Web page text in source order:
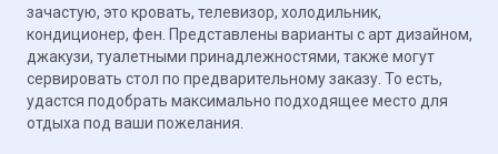
зачастую, это кровать, телевизор, холодильник,
кондиционер, фен. Представлены варианты с арт дизайном,
джакузи, туалетными принадлежностями, также могут
сервировать стол по предварительному заказу. То есть,
удастся подобрать максимально подходящее место для
отдыха под ваши пожелания.